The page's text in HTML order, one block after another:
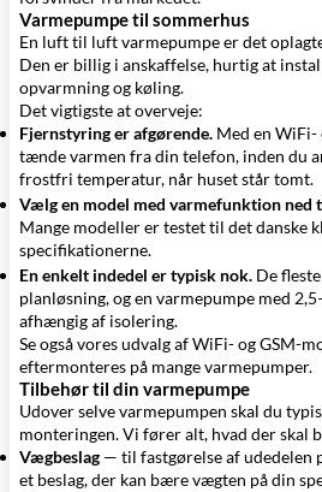
Varmepumpe til sommerhus
En luft til luft varmepumpeer det
Den er billig i anskaffelse, hurtig at
opvarmning og køling.
Det vigtigste at overveje:
Fjernstyring er afgørende. Med en WiFi-
tænde varmen fra din telefon, inden du
frostfri temperatur, når huset står tomt.
Vælg en model med varmefunktion ned
Mange modeller er testet til det danske
specifikationerne.
En enkelt indedel er typisk nok. De
planløsning, og en varmepumpe med
afhængig af isolering.
Se også vores udvalg afWiFi- og GSM-
eftermonteres på mange varmepumper.
Tilbehør til din varmepumpe
Udover selve varmepumpen skal du
monteringen. Vi fører alt, hvad der skal
Vægbeslag — til fastgørelse af udedelen
et beslag, der kan bære vægten på din